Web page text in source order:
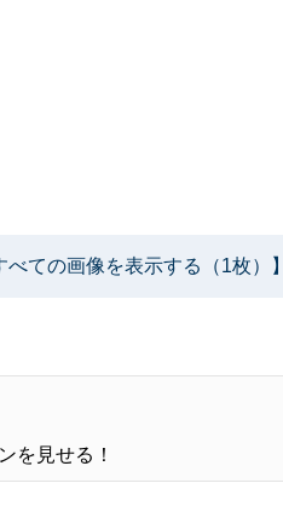
べての画像を表示する（1枚）】
を見せる！